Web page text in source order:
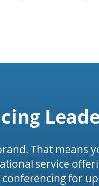
That means
service
for